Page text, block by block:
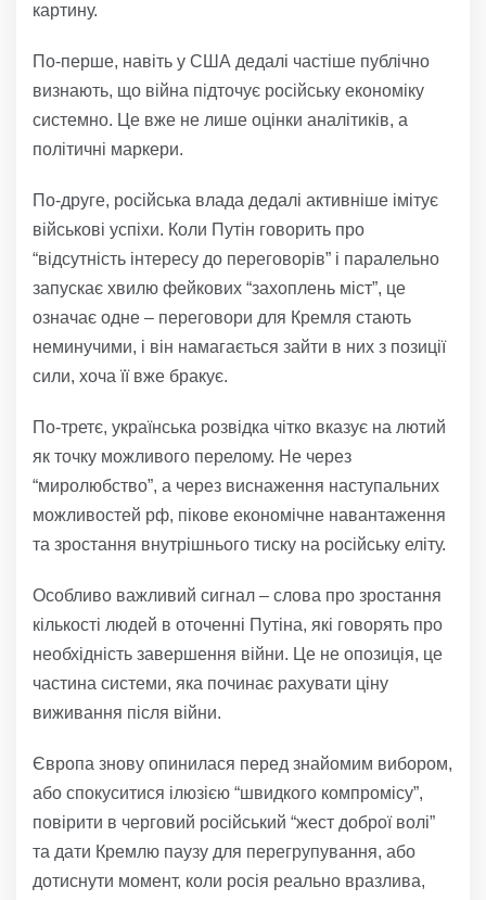
картину.
По-перше, навіть у США дедалі частіше публічно
визнають, що війна підточує російську економіку
системно. Це вже не лише оцінки аналітиків, а
політичні маркери.
По-друге, російська влада дедалі активніше імітує
військові успіхи. Коли Путін говорить про
“відсутність інтересу до переговорів” і паралельно
запускає хвилю фейкових “захоплень міст”, це
означає одне – переговори для Кремля стають
неминучими, і він намагається зайти в них з позиції
сили, хоча її вже бракує.
По-третє, українська розвідка чітко вказує на лютий
як точку можливого перелому. Не через
“миролюбство”, а через виснаження наступальних
можливостей рф, пікове економічне навантаження
та зростання внутрішнього тиску на російську еліту.
Особливо важливий сигнал – слова про зростання
кількості людей в оточенні Путіна, які говорять про
необхідність завершення війни. Це не опозиція, це
частина системи, яка починає рахувати ціну
виживання після війни.
Європа знову опинилася перед знайомим вибором,
або спокуситися ілюзією “швидкого компромісу”,
повірити в черговий російський “жест доброї волі”
та дати Кремлю паузу для перегрупування, або
дотиснути момент, коли росія реально вразлива,